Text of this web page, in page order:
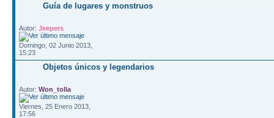
Guía de lugares y monstruos
Autor: Jeepers
Domingo, 02 Junio 2013,
15:23
Objetos únicos y legendarios
Autor: Won_tolla
Viernes, 25 Enero 2013,
17:56